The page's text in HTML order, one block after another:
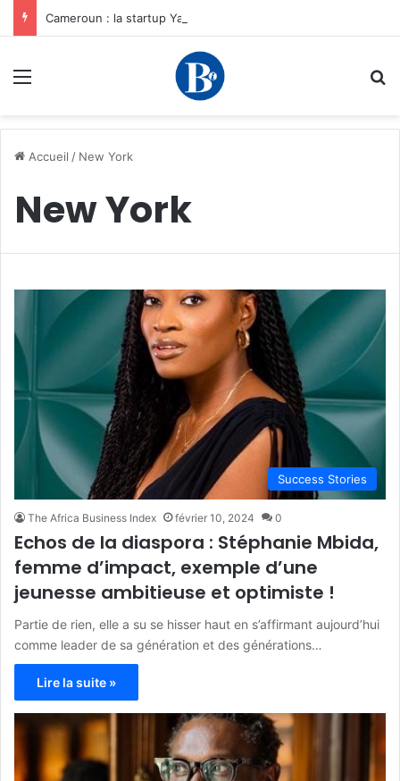
Accueil / New York
New York
Success Stories
The Africa Business Index février 10, 2024 0
Echos de la diaspora : Stéphanie Mbida,
femme d’impact, exemple d’une
jeunesse ambitieuse et optimiste !
Partie de rien, elle a su se hisser haut en s’affirmant aujourd’hui
comme leader de sa génération et des générations…
Lire la suite »